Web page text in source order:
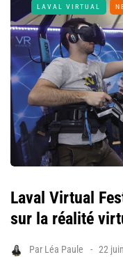
LAVAL VIRTUAL
Laval Virtual
sur la réalité
Par Léa Paule 22